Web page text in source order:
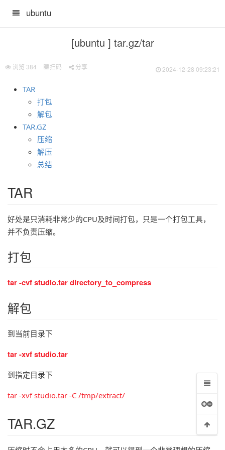
ubuntu
[ubuntu ] tar.gz/tar
浏览 384 扫码 分享 2024-12-28 09:23:21
TAR
打包
解包
TAR.GZ
压缩
解压
总结
TAR
好处是只消耗非常少的CPU及时间打包，只是一个打包工具，
并不负责压缩。
打包
tar -cvf studio.tar directory_to_compress
解包
到当前目录下
tar -xvf studio.tar
到指定目录下
tar -xvf studio.tar -C /tmp/extract/
TAR.GZ